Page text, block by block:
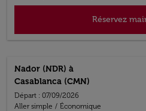
Réservez
Nador (NDR) à
Casablanca (CMN)
Départ : 07/09/2026
Aller simple / Économique